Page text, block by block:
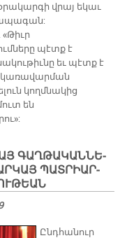
վրայ եկաւ
պէտք է
եւ պէտք է
կառավարման
կողմնակից
են
ԳԱՂ­ԹԱ­ԿԱՆ­ՆԵ­
ՊԱՏ­ՐԻԱՐ­
Ընդհանուր